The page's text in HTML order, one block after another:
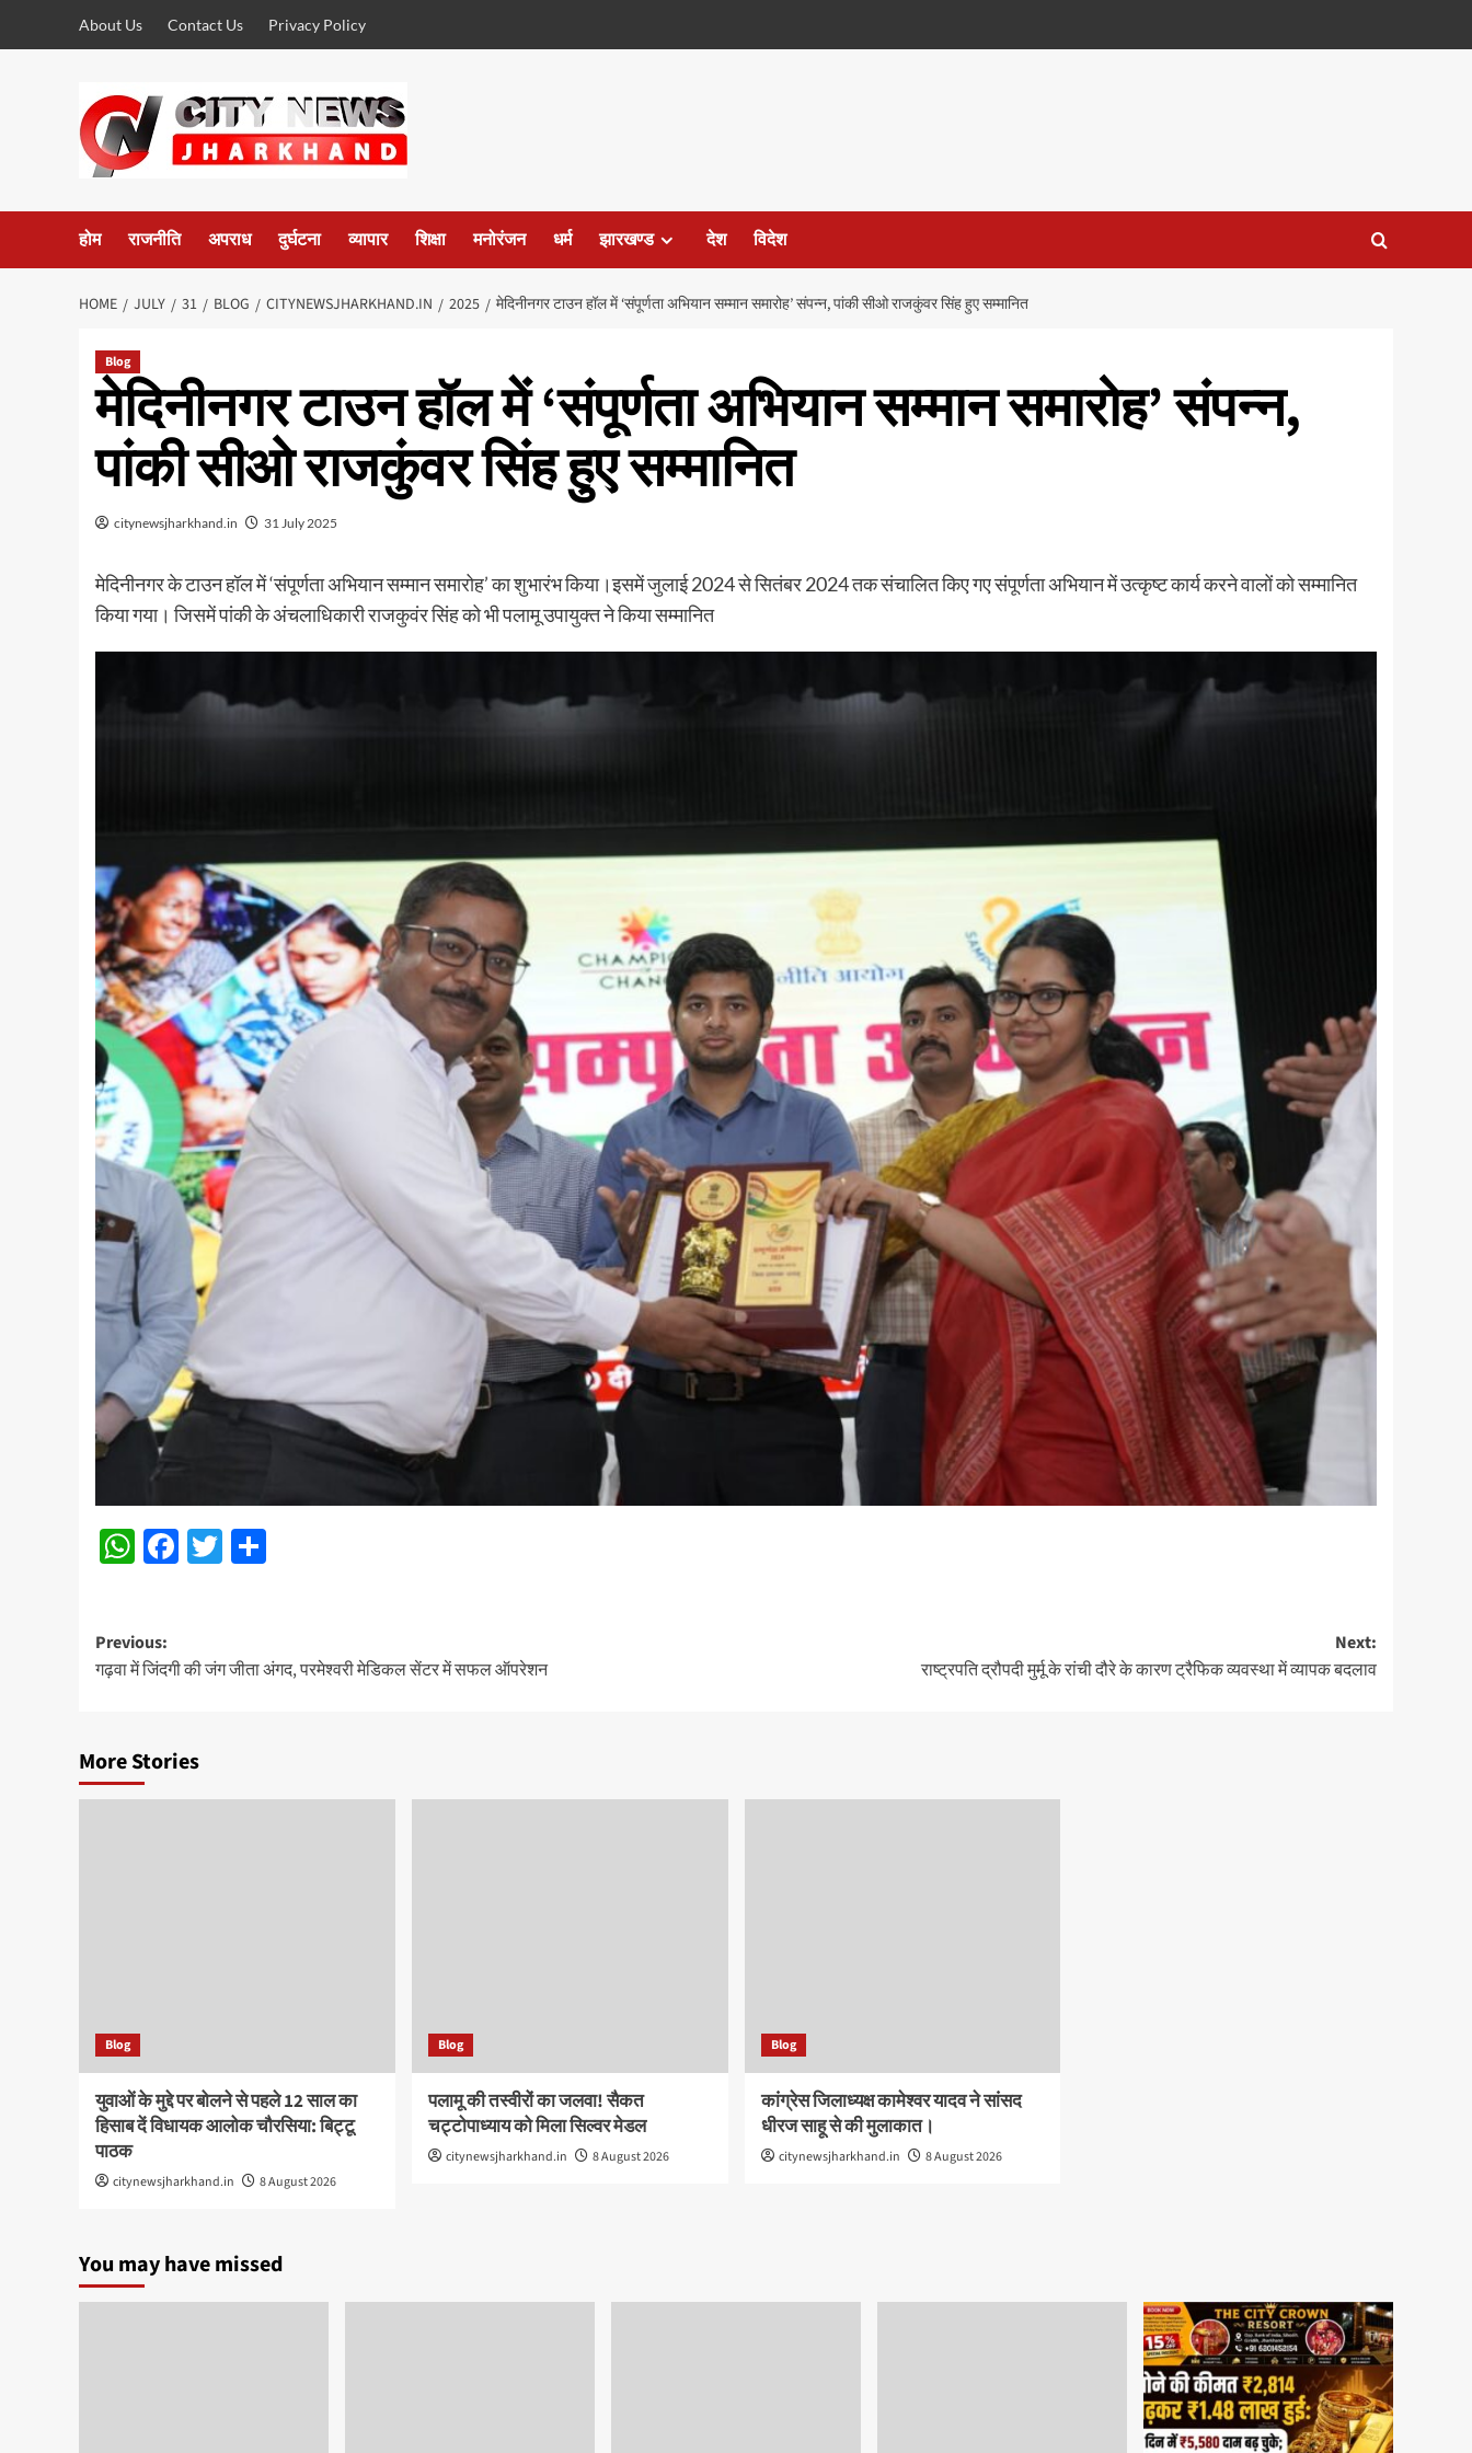
About Us Contact Us Privacy Policy
होम राजनीति अपराध दुर्घटना व्यापार शिक्षा मनोरंजन धर्म झारखण्ड देश विदेश
HOME JULY 31 BLOG CITYNEWSJHARKHAND.IN 2025 मेदिनीनगर टाउन हॉल में ‘संपूर्णता अभियान सम्मान समारोह’ संपन्न, पांकी सीओ राजकुंवर सिंह हुए सम्मानित
Blog
मेदिनीनगर टाउन हॉल में ‘संपूर्णता अभियान सम्मान समारोह’ संपन्न,
पांकी सीओ राजकुंवर सिंह हुए सम्मानित
citynewsjharkhand.in 31 July 2025
मेदिनीनगर के टाउन हॉल में ‘संपूर्णता अभियान सम्मान समारोह’ का शुभारंभ किया।इसमें जुलाई 2024 से सितंबर 2024 तक संचालित किए गए संपूर्णता अभियान में उत्कृष्ट कार्य करने वालों को सम्मानित
किया गया। जिसमें पांकी के अंचलाधिकारी राजकुवंर सिंह को भी पलामू उपायुक्त ने किया सम्मानित
WhatsApp
Facebook
Twitter
Post
navigation
Previous:
गढ़वा में जिंदगी की जंग जीता अंगद, परमेश्वरी मेडिकल सेंटर में सफल ऑपरेशन
Next:
राष्ट्रपति द्रौपदी मुर्मू के रांची दौरे के कारण ट्रैफिक व्यवस्था में व्यापक बदलाव
More Stories
Blog
युवाओं के मुद्दे पर बोलने से पहले 12 साल का
हिसाब दें विधायक आलोक चौरसिया: बिट्टू
पाठक
citynewsjharkhand.in 8 August 2026
Blog
पलामू की तस्वीरों का जलवा! सैकत
चट्टोपाध्याय को मिला सिल्वर मेडल
citynewsjharkhand.in 8 August 2026
Blog
कांग्रेस जिलाध्यक्ष कामेश्वर यादव ने सांसद
धीरज साहू से की मुलाकात।
citynewsjharkhand.in 8 August 2026
You may have missed